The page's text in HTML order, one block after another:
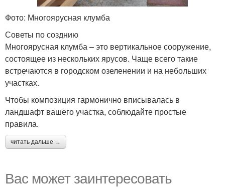
Фото: Многоярусная клумба
Советы по созднию
Многоярусная клумба – это вертикальное сооружение,
состоящее из нескольких ярусов. Чаще всего такие
встречаются в городском озеленении и на небольших
участках.
Чтобы композиция гармонично вписывалась в
ландшафт вашего участка, соблюдайте простые
правила.
читать дальше →
Вас может заинтересовать